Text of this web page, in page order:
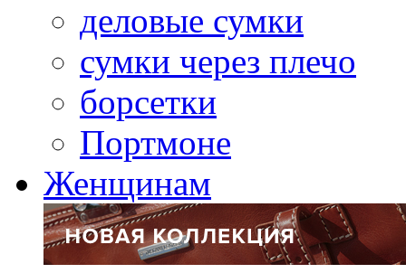
деловые сумки
сумки через плечо
борсетки
Портмоне
Женщинам